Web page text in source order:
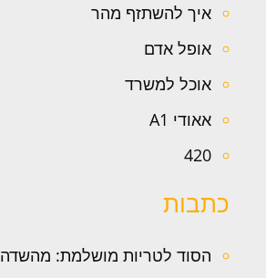
איך להשתזף מהר
אופל אדם
אוכל למשרד
אאודי A1
420
כתבות
הסוד לטריות מושלמת: מהשדה